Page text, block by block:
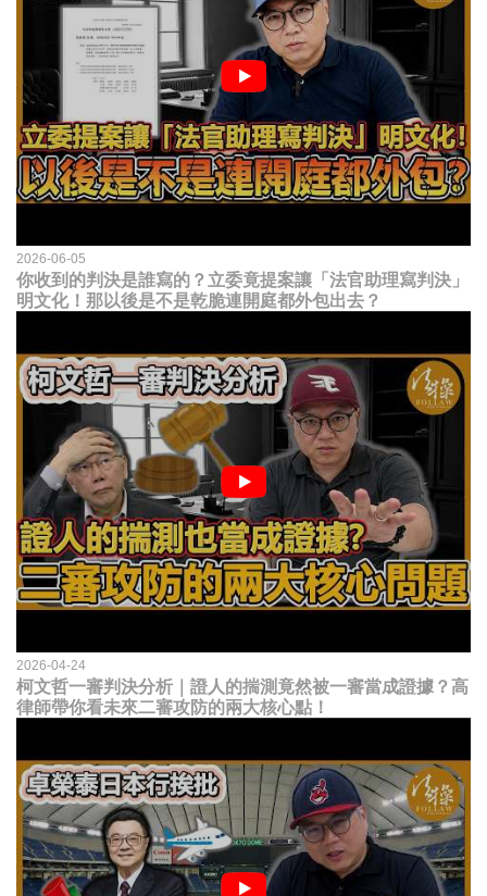
2026-06-05
你收到的判決是誰寫的？立委竟提案讓「法官助理寫判決」
明文化！那以後是不是乾脆連開庭都外包出去？
2026-04-24
柯文哲一審判決分析｜證人的揣測竟然被一審當成證據？高
律師帶你看未來二審攻防的兩大核心點！